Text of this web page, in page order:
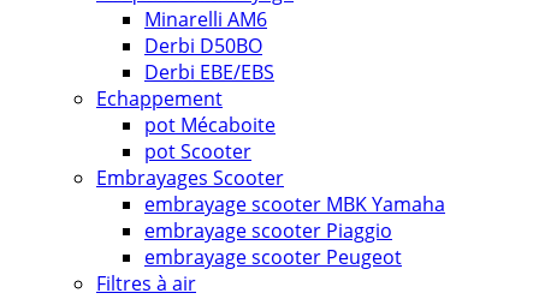
Minarelli AM6
Derbi D50BO
Derbi EBE/EBS
Echappement
pot Mécaboite
pot Scooter
Embrayages Scooter
embrayage scooter MBK Yamaha
embrayage scooter Piaggio
embrayage scooter Peugeot
Filtres à air